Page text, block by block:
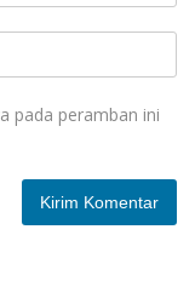
pada peramban ini